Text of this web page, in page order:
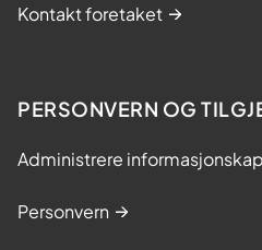
Kontakt foretaket
PERSONVERN OG
Administrere
Personvern